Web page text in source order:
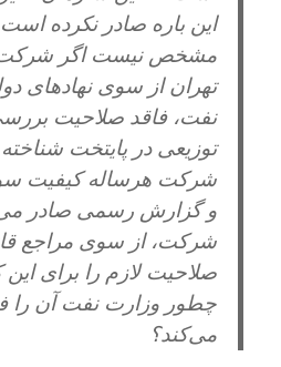
این باره صادر نکرده
مشخص نیست اگر شرکت
تهران از سوی نهادهای
نفت، فاقد صلاحیت
توزیعی در پایتخت
شرکت هرساله کیفیت
و گزارش رسمی صادر
شرکت، از سوی مراجع
صلاحیت لازم را برای
چطور وزارت نفت آن را
می‌کند؟